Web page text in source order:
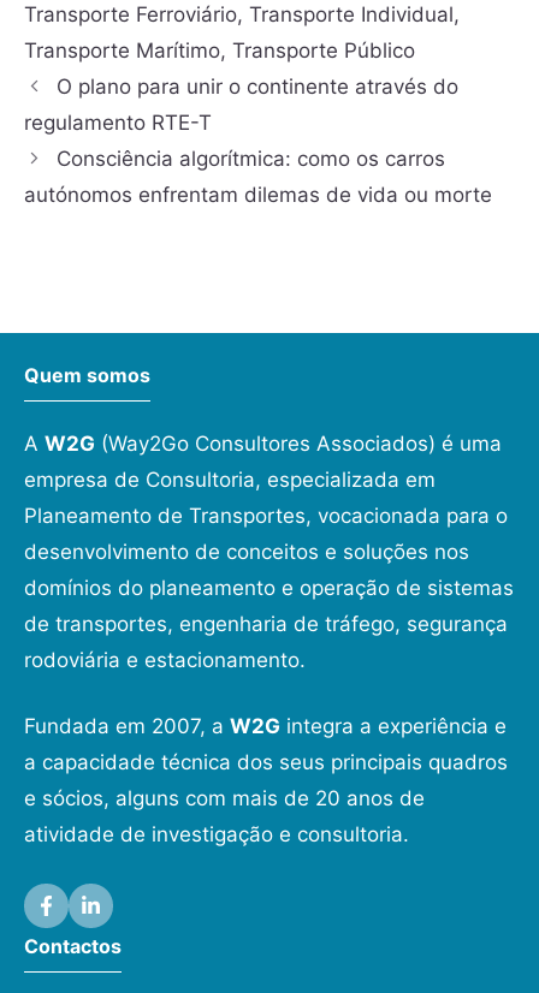
Transporte Ferroviário, Transporte Individual,
Transporte Marítimo, Transporte Público
O plano para unir o continente através do
regulamento RTE-T
Consciência algorítmica: como os carros
autónomos enfrentam dilemas de vida ou morte
Quem somos
A W2G (Way2Go Consultores Associados) é uma
empresa de Consultoria, especializada em
Planeamento de Transportes, vocacionada para o
desenvolvimento de conceitos e soluções nos
domínios do planeamento e operação de sistemas
de transportes, engenharia de tráfego, segurança
rodoviária e estacionamento.
Fundada em 2007, a W2G integra a experiência e
a capacidade técnica dos seus principais quadros
e sócios, alguns com mais de 20 anos de
atividade de investigação e consultoria.
Contactos